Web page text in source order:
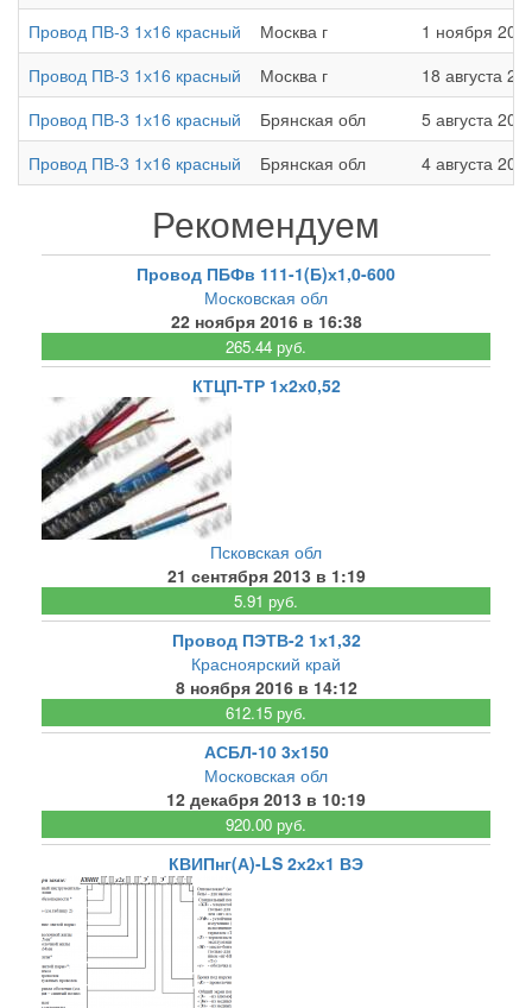
Провод ПВ-3 1х16 красный
Москва г
1 ноября
Провод ПВ-3 1х16 красный
Москва г
18 августа
Провод ПВ-3 1х16 красный
Брянская обл
5 августа
Провод ПВ-3 1х16 красный
Брянская обл 4 августа
Рекомендуем
Провод ПБФв 111-1(Б)х1,0-600
Московская обл
22 ноября 2016 в 16:38
265.44 руб.
КТЦП-ТР 1х2х0,52
Псковская обл
21 сентября 2013 в 1:19
5.91 руб.
Провод ПЭТВ-2 1х1,32
Красноярский край
8 ноября 2016 в 14:12
612.15 руб.
АСБЛ-10 3х150
Московская обл
12 декабря 2013 в 10:19
920.00 руб.
КВИПнг(А)-LS 2х2х1 ВЭ